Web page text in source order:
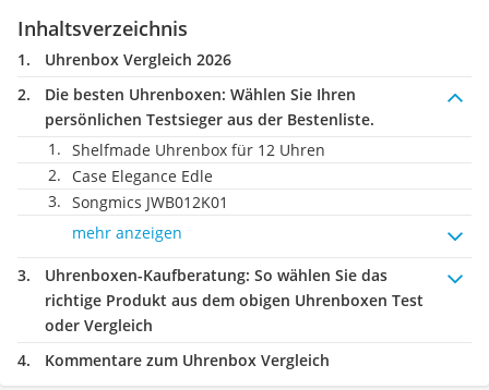
Inhaltsverzeichnis
Uhrenbox Vergleich 2026
Die besten Uhrenboxen: Wählen Sie Ihren
persönlichen Testsieger aus der Bestenliste.
Shelfmade Uhrenbox für 12 Uhren
Case Elegance Edle
Songmics JWB012K01
mehr anzeigen
Uhrenboxen-Kaufberatung: So wählen Sie das
richtige Produkt aus dem obigen Uhrenboxen Test
oder Vergleich
Kommentare zum Uhrenbox Vergleich